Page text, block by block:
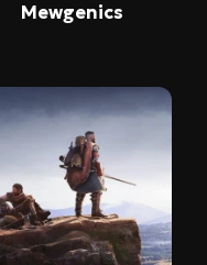
Mewgenics